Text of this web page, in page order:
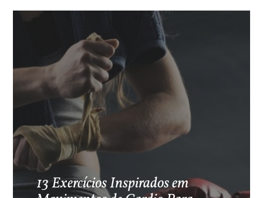
13 Exercícios Inspirados em